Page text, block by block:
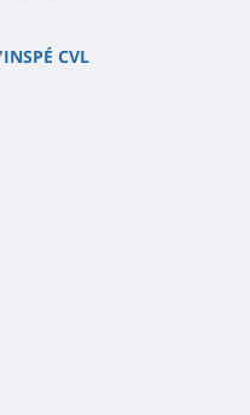
CVL